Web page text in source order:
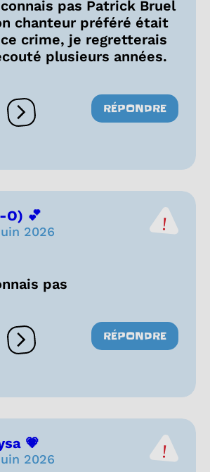
pas Patrick Bruel
chanteur préféré était
crime, je regretterais
plusieurs années.
Ouvrir les réactions
RÉPONDRE
O) 💕
2026
pas
Ouvrir les réactions
RÉPONDRE
💗
2026